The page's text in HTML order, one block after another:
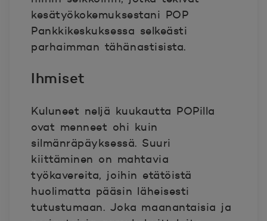
kesätyökokemuksestani POP
Pankkikeskuksessa selkeästi
parhaimman tähänastisista.
Ihmiset
Kuluneet neljä kuukautta POPilla
ovat menneet ohi kuin
silmänräpäyksessä. Suuri
kiittäminen on mahtavia
työkavereita, joihin etätöistä
huolimatta pääsin läheisesti
tutustumaan. Joka maanantaisia ja